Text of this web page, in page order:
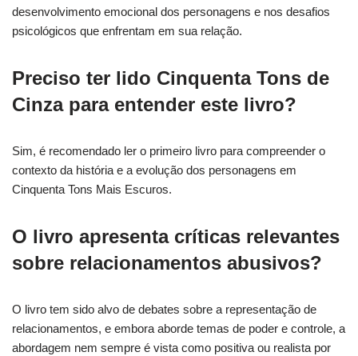
desenvolvimento emocional dos personagens e nos desafios
psicológicos que enfrentam em sua relação.
Preciso ter lido Cinquenta Tons de
Cinza para entender este livro?
Sim, é recomendado ler o primeiro livro para compreender o
contexto da história e a evolução dos personagens em
Cinquenta Tons Mais Escuros.
O livro apresenta críticas relevantes
sobre relacionamentos abusivos?
O livro tem sido alvo de debates sobre a representação de
relacionamentos, e embora aborde temas de poder e controle, a
abordagem nem sempre é vista como positiva ou realista por